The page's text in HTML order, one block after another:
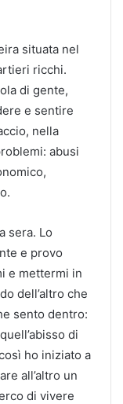
situata nel
ricchi.
di gente,
e sentire
nella
abusi
sera. Lo
e provo
e mettermi in
dell’altro che
sento dentro:
di
ho iniziato a
all’altro un
di vivere